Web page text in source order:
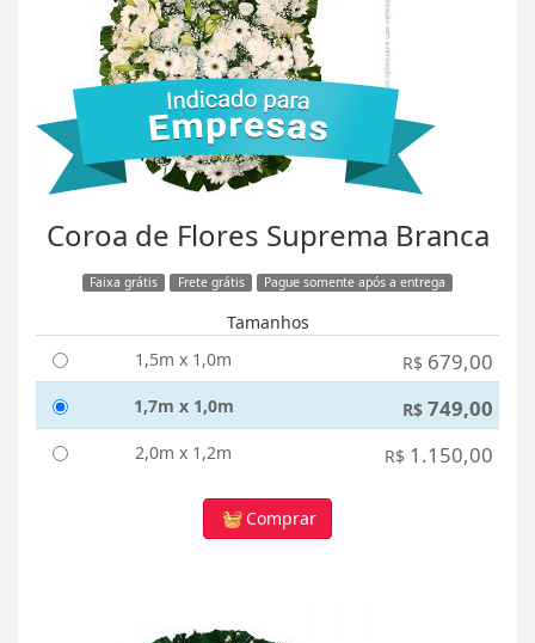
Coroa de Flores Suprema Branca
Faixa grátis Frete grátis Pague somente após a entrega
Tamanhos
1,5m x 1,0m
R$ 679,00
1,7m x 1,0m R$ 749,00
2,0m x 1,2m R$ 1.150,00
Comprar